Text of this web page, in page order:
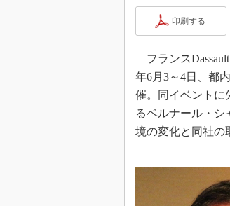
印刷する
フランス
年6月3～4日、都
催。同イベントに
るベルナール・シ
境の変化と同社の